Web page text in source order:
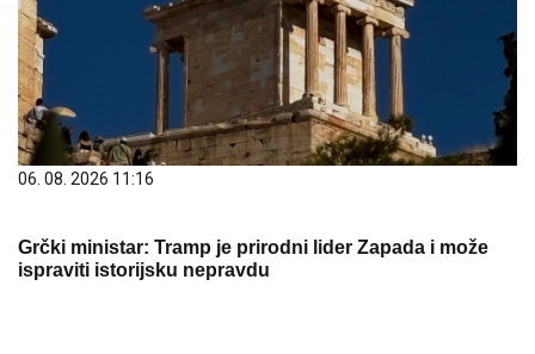
06. 08. 2026 11:16
Grčki ministar: Tramp je prirodni lider Zapada i može